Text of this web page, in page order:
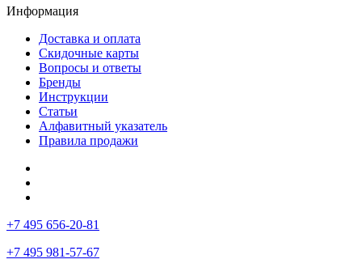
Информация
Доставка и оплата
Скидочные карты
Вопросы и ответы
Бренды
Инструкции
Статьи
Алфавитный указатель
Правила продажи
+7 495 656-20-81
+7 495 981-57-67